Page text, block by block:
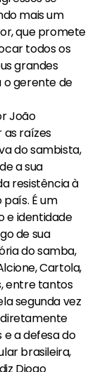
mais um
que promete
todos os
grandes
o gerente de
João
as raízes
do sambista,
a sua
resistência à
É um
e identidade
de sua
do samba,
Cartola,
entre tantos
segunda vez
diretamente
e a defesa do
brasileira,